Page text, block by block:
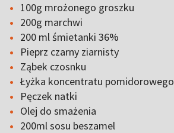
100g mrożonego groszku
200g marchwi
200 ml śmietanki 36%
Pieprz czarny ziarnisty
Ząbek czosnku
Łyżka koncentratu pomidorowego
Pęczek natki
Olej do smażenia
200ml sosu beszamel